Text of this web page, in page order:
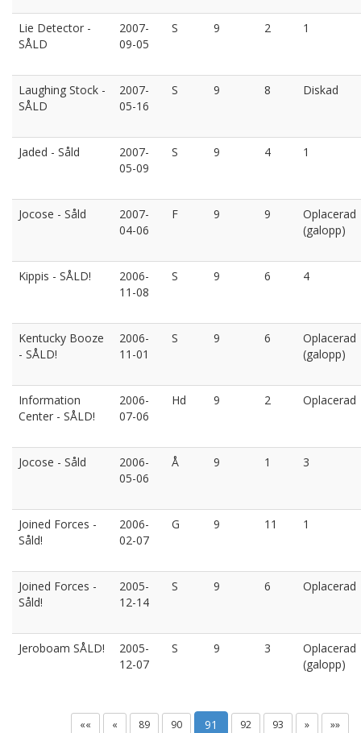
Lie Detector -
SÅLD
2007-
09-05
S 9 2 1
Laughing Stock -
SÅLD
2007-
05-16
S 9 8 Diskad
Jaded - Såld
2007-
05-09
S 9 4 1
Jocose - Såld
2007-
04-06
F 9 9
Oplacerad
(galopp)
Kippis - SÅLD!
2006-
11-08
S 9 6 4
Kentucky Booze
- SÅLD!
2006-
11-01
S 9 6
Oplacerad
(galopp)
Information
Center - SÅLD!
2006-
07-06
Hd 9 2 Oplacerad
Jocose - Såld
2006-
05-06
Å 9 1 3
Joined Forces -
Såld!
2006-
02-07
G 9 11 1
Joined Forces -
Såld!
2005-
12-14
S 9 6 Oplacerad
Jeroboam SÅLD!
2005-
12-07
S 9 3
Oplacerad
(galopp)
«« « 89 90 91 92 93 » »»